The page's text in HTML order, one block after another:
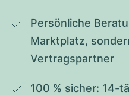
Persönliche
Marktplatz,
Vertragspartner
100 % sicher: 14-